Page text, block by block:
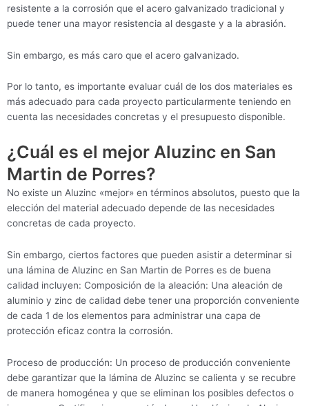
resistente a la corrosión que el acero galvanizado tradicional y
puede tener una mayor resistencia al desgaste y a la abrasión.
Sin embargo, es más caro que el acero galvanizado.
Por lo tanto, es importante evaluar cuál de los dos materiales es
más adecuado para cada proyecto particularmente teniendo en
cuenta las necesidades concretas y el presupuesto disponible.
¿Cuál es el mejor Aluzinc en San
Martin de Porres?
No existe un Aluzinc «mejor» en términos absolutos, puesto que la
elección del material adecuado depende de las necesidades
concretas de cada proyecto.
Sin embargo, ciertos factores que pueden asistir a determinar si
una lámina de Aluzinc en San Martin de Porres es de buena
calidad incluyen: Composición de la aleación: Una aleación de
aluminio y zinc de calidad debe tener una proporción conveniente
de cada 1 de los elementos para administrar una capa de
protección eficaz contra la corrosión.
Proceso de producción: Un proceso de producción conveniente
debe garantizar que la lámina de Aluzinc se calienta y se recubre
de manera homogénea y que se eliminan los posibles defectos o